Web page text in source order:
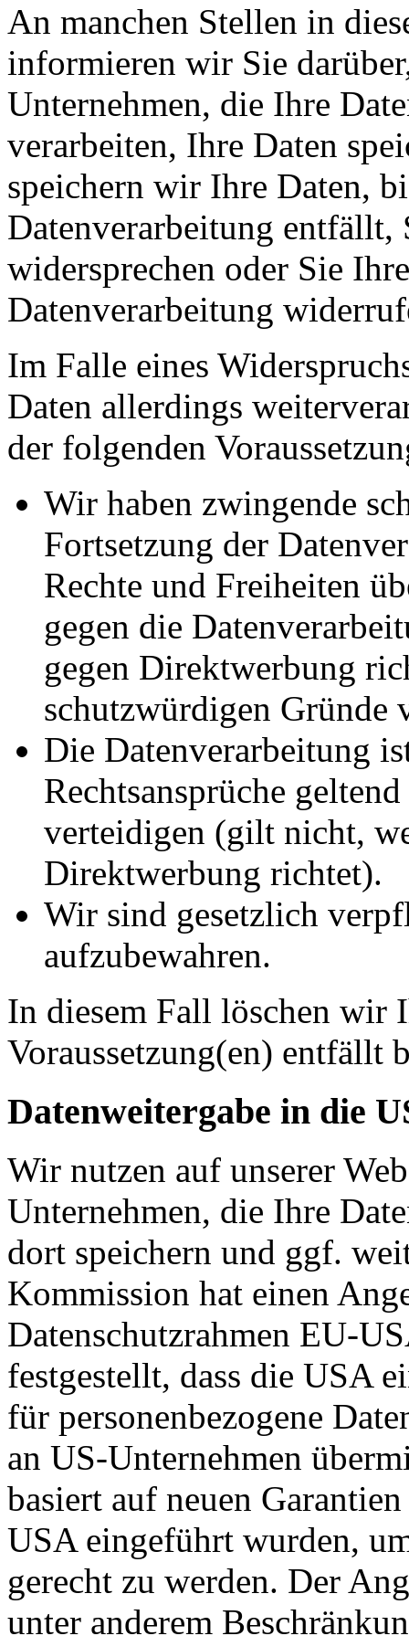
An manchen Stellen in
informieren wir Sie
Unternehmen, die Ihre
verarbeiten, Ihre Daten
speichern wir Ihre Daten,
Datenverarbeitung entfällt,
widersprechen oder Sie
Datenverarbeitung
Im Falle eines
Daten allerdings
der folgenden
Wir haben zwingende
Fortsetzung der
Rechte und Freiheiten
gegen die
gegen Direktwerbung
schutzwürdigen Gründe
Die Datenverarbeitung
Rechtsansprüche
verteidigen (gilt nicht,
Direktwerbung richtet).
Wir sind gesetzlich
aufzubewahren.
In diesem Fall löschen wir
Voraussetzung(en) entfällt
Datenweitergabe in die
Wir nutzen auf unserer
Unternehmen, die Ihre
dort speichern und ggf.
Kommission hat einen
Datenschutzrahmen EU-
festgestellt, dass die USA
für personenbezogene
an US-Unternehmen
basiert auf neuen
USA eingeführt wurden,
gerecht zu werden. Der
unter anderem